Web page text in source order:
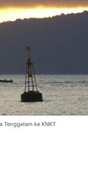
Tenggelam ke KNKT